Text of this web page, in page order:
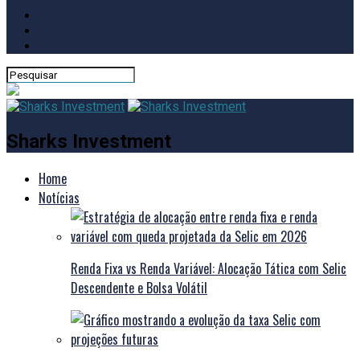
Sharks Investment
Home
Notícias
Renda Fixa vs Renda Variável: Alocação Tática com Selic
Descendente e Bolsa Volátil